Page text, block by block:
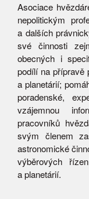
Asociace
nepolitickým
a dalších
své činnosti
obecných i
podílí na přípravě
a planetárií;
poradenské,
vzájemnou
pracovníků
svým členem
astronomické
výběrových
a planetárií.